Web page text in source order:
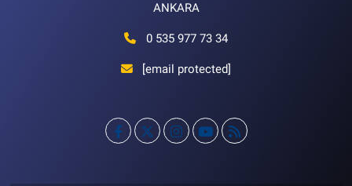
ANKARA
0 535 977 73 34
[email protected]